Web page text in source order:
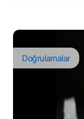
Doğrulamalar